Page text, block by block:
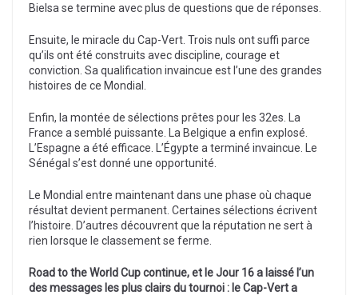
Bielsa se termine avec plus de questions que de réponses.
Ensuite, le miracle du Cap-Vert. Trois nuls ont suffi parce
qu’ils ont été construits avec discipline, courage et
conviction. Sa qualification invaincue est l’une des grandes
histoires de ce Mondial.
Enfin, la montée de sélections prêtes pour les 32es. La
France a semblé puissante. La Belgique a enfin explosé.
L’Espagne a été efficace. L’Égypte a terminé invaincue. Le
Sénégal s’est donné une opportunité.
Le Mondial entre maintenant dans une phase où chaque
résultat devient permanent. Certaines sélections écrivent
l’histoire. D’autres découvrent que la réputation ne sert à
rien lorsque le classement se ferme.
Road to the World Cup continue, et le Jour 16 a laissé l’un
des messages les plus clairs du tournoi : le Cap-Vert a